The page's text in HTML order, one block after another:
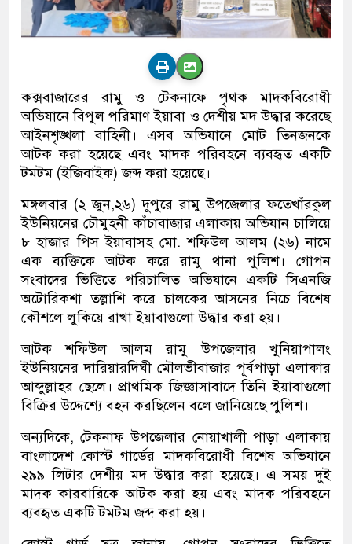
কক্সবাজারের রামু ও টেকনাফে পৃথক মাদকবিরোধী
অভিযানে বিপুল পরিমাণ ইয়াবা ও দেশীয় মদ উদ্ধার করেছে
আইনশৃঙ্খলা বাহিনী। এসব অভিযানে মোট তিনজনকে
আটক করা হয়েছে এবং মাদক পরিবহনে ব্যবহৃত একটি
টমটম (ইজিবাইক) জব্দ করা হয়েছে।
মঙ্গলবার (২ জুন,২৬) দুপুরে রামু উপজেলার ফতেখাঁরকুল
ইউনিয়নের চৌমুহনী কাঁচাবাজার এলাকায় অভিযান চালিয়ে
৮ হাজার পিস ইয়াবাসহ মো. শফিউল আলম (২৬) নামে
এক ব্যক্তিকে আটক করে রামু থানা পুলিশ। গোপন
সংবাদের ভিত্তিতে পরিচালিত অভিযানে একটি সিএনজি
অটোরিকশা তল্লাশি করে চালকের আসনের নিচে বিশেষ
কৌশলে লুকিয়ে রাখা ইয়াবাগুলো উদ্ধার করা হয়।
আটক শফিউল আলম রামু উপজেলার খুনিয়াপালং
ইউনিয়নের দারিয়ারদিঘী মৌলভীবাজার পূর্বপাড়া এলাকার
আব্দুল্লাহর ছেলে। প্রাথমিক জিজ্ঞাসাবাদে তিনি ইয়াবাগুলো
বিক্রির উদ্দেশ্যে বহন করছিলেন বলে জানিয়েছে পুলিশ।
অন্যদিকে, টেকনাফ উপজেলার নোয়াখালী পাড়া এলাকায়
বাংলাদেশ কোস্ট গার্ডের মাদকবিরোধী বিশেষ অভিযানে
২৯৯ লিটার দেশীয় মদ উদ্ধার করা হয়েছে। এ সময় দুই
মাদক কারবারিকে আটক করা হয় এবং মাদক পরিবহনে
ব্যবহৃত একটি টমটম জব্দ করা হয়।